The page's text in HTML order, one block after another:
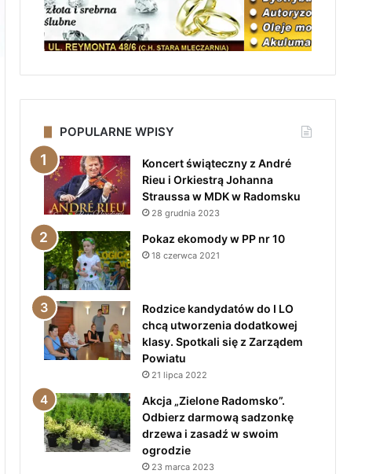
POPULARNE WPISY
Koncert świąteczny z André
Rieu i Orkiestrą Johanna
Straussa w MDK w Radomsku
28 grudnia 2023
Pokaz ekomody w PP nr 10
18 czerwca 2021
Rodzice kandydatów do I LO
chcą utworzenia dodatkowej
klasy. Spotkali się z Zarządem
Powiatu
21 lipca 2022
Akcja „Zielone Radomsko”.
Odbierz darmową sadzonkę
drzewa i zasadź w swoim
ogrodzie
23 marca 2023